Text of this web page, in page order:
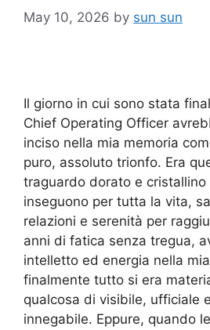
May 10, 2026 by sun sun
Il giorno in cui sono stata
Chief Operating Officer
inciso nella mia memoria
puro, assoluto trionfo. Era
traguardo dorato e
inseguono per tutta la vita,
relazioni e serenità per
anni di fatica senza tregua,
intelletto ed energia nella
finalmente tutto si era
qualcosa di visibile, ufficiale
innegabile. Eppure, quando